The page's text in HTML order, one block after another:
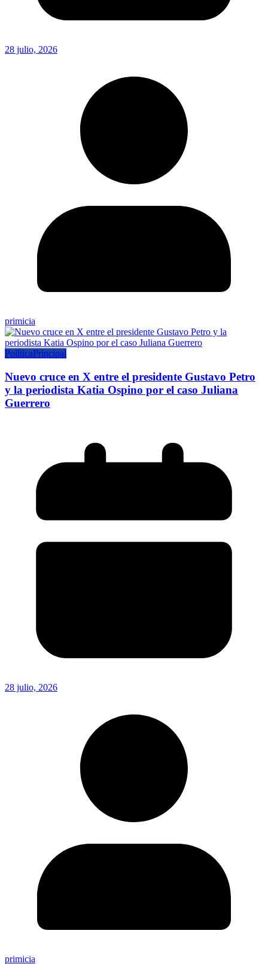
28 julio, 2026
primicia
PolíticaPrincipal
Nuevo cruce en X entre el presidente Gustavo Petro
y la periodista Katia Ospino por el caso Juliana
Guerrero
28 julio, 2026
primicia